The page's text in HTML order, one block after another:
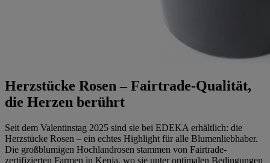
Herzstücke Rosen – Fairtrade-Qualität,
die Herzen berührt
Seit dem Valentinstag 2025 sind sie bei EDEKA erhältlich: die
Herzstücke Rosen – ein echtes Highlight für alle Blumenliebhaber.
Die großblumigen Hochlandrosen stammen von Fairtrade-
zertifizierten Farmen in Kenia, wo sie unter optimalen Bedingungen